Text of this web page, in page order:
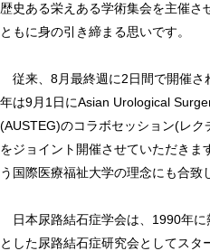
歴史ある栄えある学術集会を主催さ
ともに身の引き締まる思いです。
従来、8月最終週に2日間で開催さ
年は9月1日にAsian Urological
(AUSTEG)のコラボセッション(レ
をジョイント開催させていただき
う国際医療福祉大学の理念にも合致
日本尿路結石症学会は、1990年
とした尿路結石症研究会としてス